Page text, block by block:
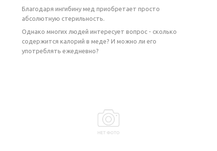
Благодаря ингибину мед приобретает просто
абсолютную стерильность.
Однако многих людей интересует вопрос - сколько
содержится калорий в меде? И можно ли его
употреблять ежедневно?